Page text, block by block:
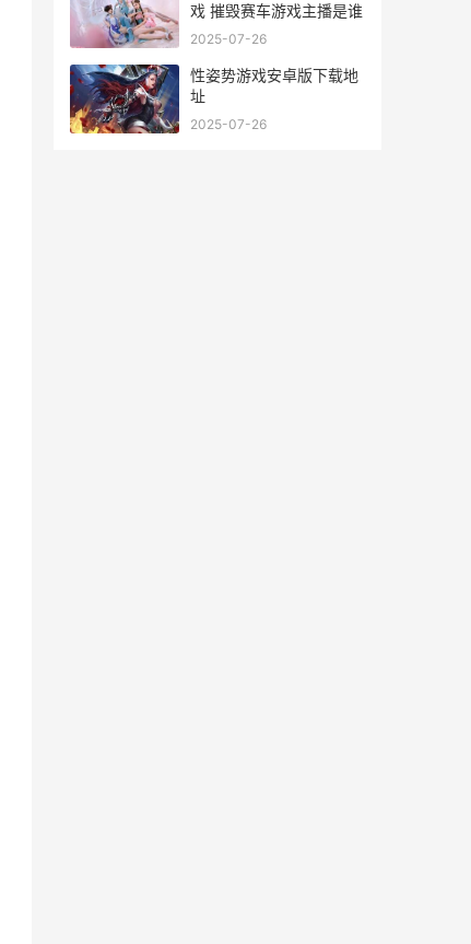
戏 摧毁赛车游戏主播是谁
2025-07-26
性姿势游戏安卓版下载地
址
2025-07-26